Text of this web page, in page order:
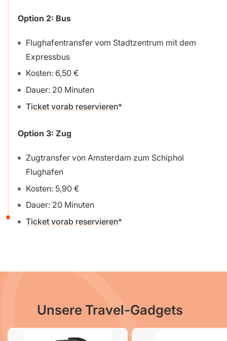
Option 2: Bus
Flughafentransfer vom Stadtzentrum mit dem
Expressbus
Kosten: 6,50 €
Dauer: 20 Minuten
Ticket vorab reservieren
Option 3: Zug
Zugtransfer von Amsterdam zum Schiphol
Flughafen
Kosten: 5,90 €
Dauer: 20 Minuten
Ticket vorab reservieren
Unsere Travel-Gadgets